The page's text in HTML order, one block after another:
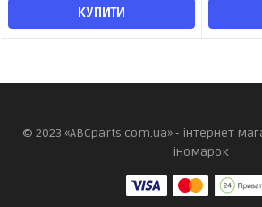
КУПИТИ
© 2023 «ABCparts.com.ua» - інтернет
іномарок